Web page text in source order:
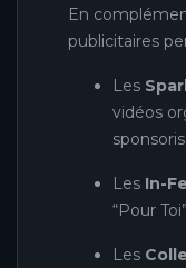
En
publicitaires
Les
vidéos
Les In-
“Pour
Les